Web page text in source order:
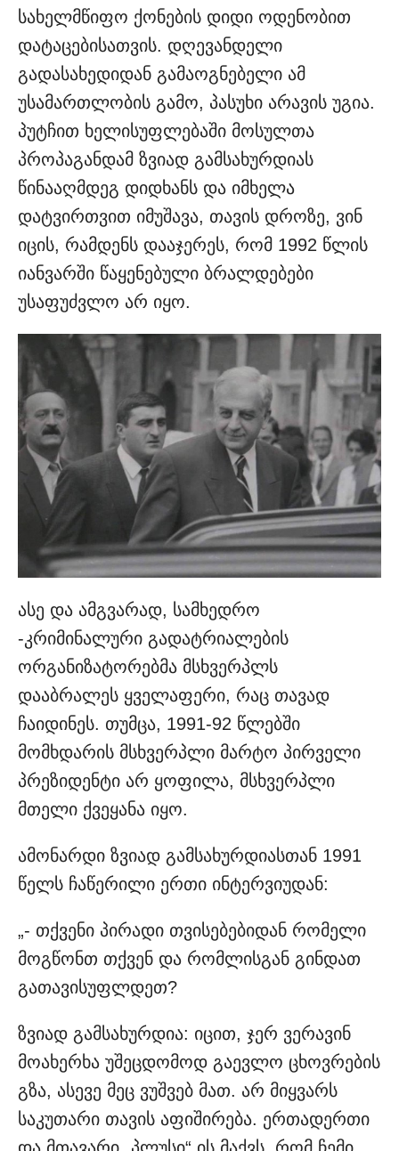
სახელმწიფო ქონების დიდი ოდენობით
დატაცებისათვის. დღევანდელი
გადასახედიდან გამაოგნებელი ამ
უსამართლობის გამო, პასუხი არავის უგია.
პუტჩით ხელისუფლებაში მოსულთა
პროპაგანდამ ზვიად გამსახურდიას
წინააღმდეგ დიდხანს და იმხელა
დატვირთვით იმუშავა, თავის დროზე, ვინ
იცის, რამდენს დააჯერეს, რომ 1992 წლის
იანვარში წაყენებული ბრალდებები
უსაფუძვლო არ იყო.
ასე და ამგვარად, სამხედრო
-კრიმინალური გადატრიალების
ორგანიზატორებმა მსხვერპლს
დააბრალეს ყველაფერი, რაც თავად
ჩაიდინეს. თუმცა, 1991-92 წლებში
მომხდარის მსხვერპლი მარტო პირველი
პრეზიდენტი არ ყოფილა, მსხვერპლი
მთელი ქვეყანა იყო.
ამონარდი ზვიად გამსახურდიასთან 1991
წელს ჩაწერილი ერთი ინტერვიუდან:
„- თქვენი პირადი თვისებებიდან რომელი
მოგწონთ თქვენ და რომლისგან გინდათ
გათავისუფლდეთ?
ზვიად გამსახურდია: იცით, ჯერ ვერავინ
მოახერხა უშეცდომოდ გაევლო ცხოვრების
გზა, ასევე მეც ვუშვებ მათ. არ მიყვარს
საკუთარი თავის აფიშირება. ერთადერთი